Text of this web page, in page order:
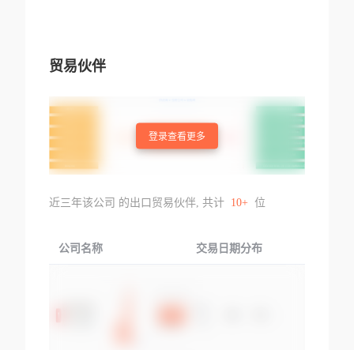
贸易伙伴
登录查看更多
近三年该公司 的出口贸易伙伴, 共计 10+ 位
公司名称 交易日期分布